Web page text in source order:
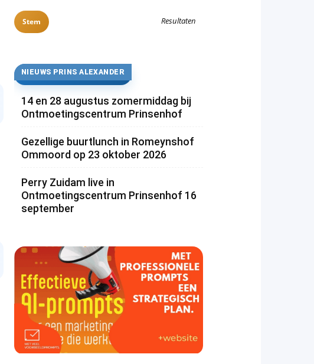
Resultaten
NIEUWS PRINS ALEXANDER
14 en 28 augustus zomermiddag bij
Ontmoetingscentrum Prinsenhof
Gezellige buurtlunch in Romeynshof
Ommoord op 23 oktober 2026
Perry Zuidam live in
Ontmoetingscentrum Prinsenhof 16
september